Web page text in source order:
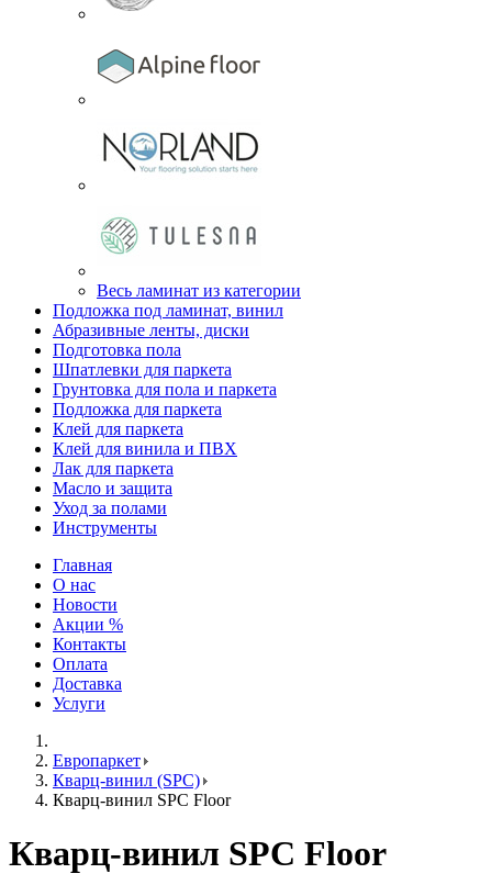
Весь ламинат из категории
Подложка под ламинат, винил
Абразивные ленты, диски
Подготовка пола
Шпатлевки для паркета
Грунтовка для пола и паркета
Подложка для паркета
Клей для паркета
Клей для винила и ПВХ
Лак для паркета
Масло и защита
Уход за полами
Инструменты
Главная
О нас
Новости
Акции %
Контакты
Оплата
Доставка
Услуги
Европаркет
Кварц-винил (SPC)
Кварц-винил SPC Floor
Кварц-винил SPC Floor